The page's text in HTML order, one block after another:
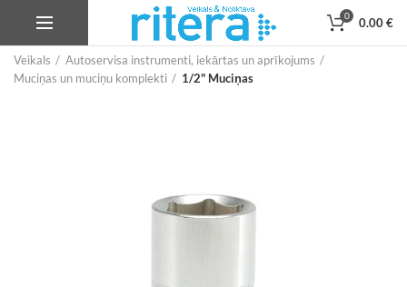
0 0.00€
Veikals
Autoservisa instrumenti, iekārtas un aprīkojums
Muciņas un muciņu komplekti
1/2" Muciņas